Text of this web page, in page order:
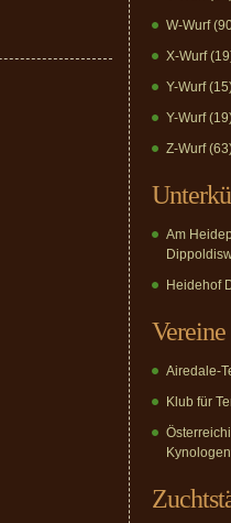
W-Wurf
X-Wurf
Y-Wurf
Y-Wurf
Z-Wurf
Am
Heidehof
Vereine
Airedale-
Klub für